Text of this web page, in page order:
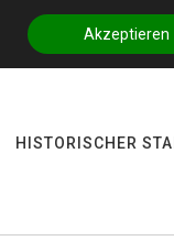
HISTO­RI­SCHER
Akzeptieren